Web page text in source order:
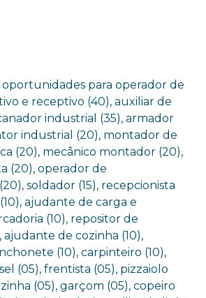
oportunidades para operador de
e receptivo (40), auxiliar de
industrial (35), armador
industrial (20), montador de
(20), mecânico montador (20),
(20), operador de
soldador (15), recepcionista
ajudante de carga e
(10), repositor de
ajudante de cozinha (10),
(10), carpinteiro (10),
(05), frentista (05), pizzaiolo
(05), garçom (05), copeiro